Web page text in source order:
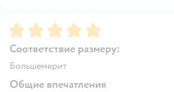
Рейтинг:5
Соответствие размеру:
Большемерит
Общие впечатления